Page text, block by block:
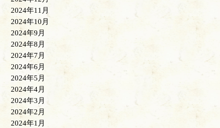
2024年11月
2024年10月
2024年9月
2024年8月
2024年7月
2024年6月
2024年5月
2024年4月
2024年3月
2024年2月
2024年1月